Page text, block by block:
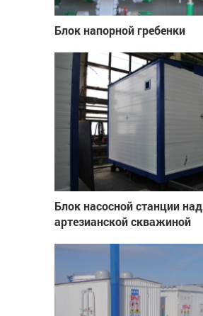
Блок напорной гребенки
Блок насосной станции над
артезианской скважиной